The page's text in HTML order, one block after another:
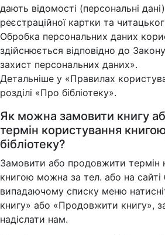
дають відомості (персональні
реєстраційної картки та
Обробка персональних даних
здійснюється відповідно до
захист персональних даних».
Детальніше у «Правилах
розділі «Про бібліотеку».
Як можна замовити книгу
термін користування
бібліотеку?
Замовити або продовжити термін
книгою можна за тел. або на сайті
випадаючому списку меню
книгу» або «Продовжити книгу»,
надіслати нам.